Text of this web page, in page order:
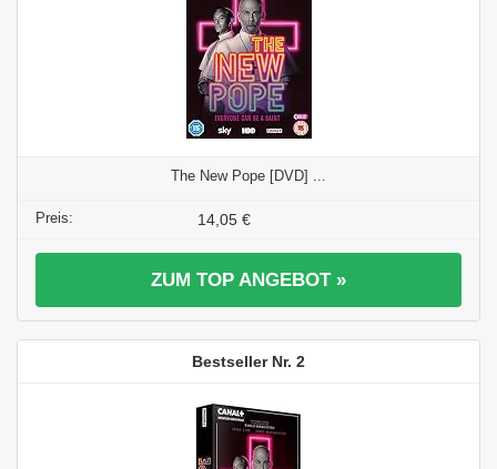
The New Pope [DVD] ...
14,05 €
ZUM TOP ANGEBOT »
2